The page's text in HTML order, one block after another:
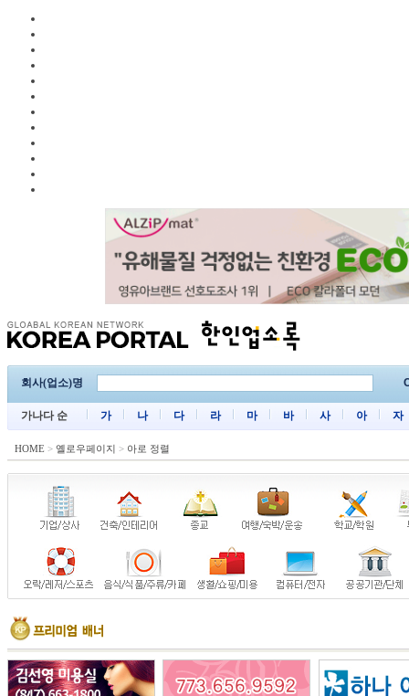
회사(업소)명
가나다 순 가 나 다 라 마 바 사 아 자
HOME > 옐로우페이지 > 아로 정렬